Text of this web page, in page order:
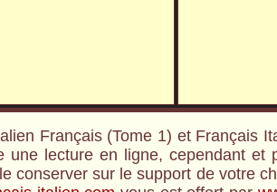
Français (Tome 1) et Français
lecture en ligne, cependant et
sur le support de votre